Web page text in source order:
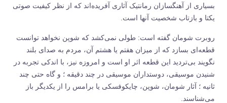
بسیاری از آهنگسازان رمانتیک آثاری آفریده‌اند که از نظر کیفیت صوتی
یکتا و بازتاب شخصیت آنها است.
روبرت شومان گفته است: طولی نمی‌کشد که شوپن نخواهد توانست
قطعه‌ای بسازد که از میزان هفتم یا هشتم آن، مردم به صدای بلند
نگویند بی‌تردید این قطعه اثر او است و امروزه نیز، با اندکی تجربه در
شنیدن موسیقی، دوستداران موسیقی در چند دقیقه ؛ و گاه حتی چند
ثانیه ؛ آثار شومان، شوپن، چایکوفسکی یا برامس را از یکدیگر باز
می‌شناسند.